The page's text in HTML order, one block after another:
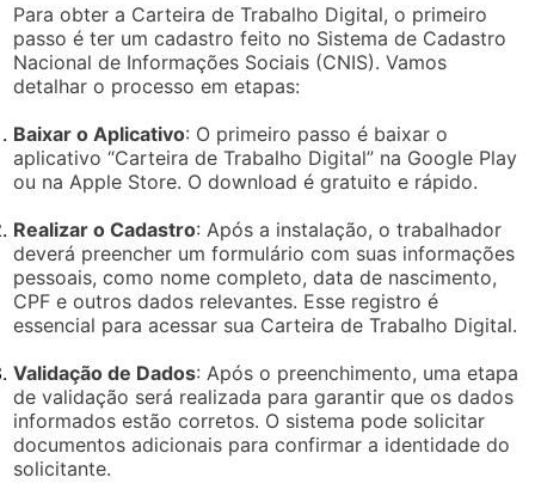
Para obter a Carteira de Trabalho Digital, o primeiro
passo é ter um cadastro feito no Sistema de Cadastro
Nacional de Informações Sociais (CNIS). Vamos
detalhar o processo em etapas:
Baixar o Aplicativo: O primeiro passo é baixar o
aplicativo “Carteira de Trabalho Digital” na Google Play
ou na Apple Store. O download é gratuito e rápido.
Realizar o Cadastro: Após a instalação, o trabalhador
deverá preencher um formulário com suas informações
pessoais, como nome completo, data de nascimento,
CPF e outros dados relevantes. Esse registro é
essencial para acessar sua Carteira de Trabalho Digital.
Validação de Dados: Após o preenchimento, uma etapa
de validação será realizada para garantir que os dados
informados estão corretos. O sistema pode solicitar
documentos adicionais para confirmar a identidade do
solicitante.